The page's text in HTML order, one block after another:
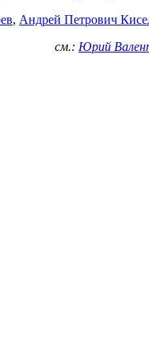
, Андрей Петрович
см.: Юрий